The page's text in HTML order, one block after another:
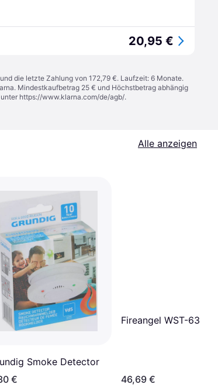
20,95 €
die letzte Zahlung von 172,79 €. Laufzeit: 6 Monate.
Mindestkaufbetrag 25 € und Höchstbetrag abhängig
https://www.klarna.com/de/agb/.
Alle anzeigen
Smoke Detector
€
Fireangel WST-630
46,69 €